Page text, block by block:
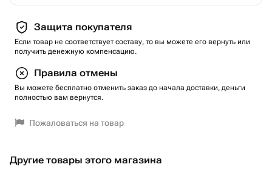
Защита покупателя
Если товар не соответствует составу, то вы можете его вернуть или
получить денежную компенсацию.
Правила отмены
Вы можете бесплатно отменить заказ до начала доставки, деньги
полностью вам вернутся.
Пожаловаться на товар
Другие товары этого магазина